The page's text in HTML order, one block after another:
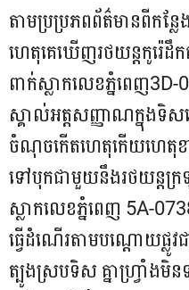
តាមប្រប្រភពព័ត៌មានពីកន្ល
ហេតុគេឃើញរថយន្តកូរ៉េ
ពាក់ស្លាកលេខភ្នំពេញ
ស្គាល់​អត្ដសញ្ញាណក្នុងទិ
ចំណុចកើតហេតុកើយហេតុខ
ទៅបុកជាមួយនឹងរថយន្តក្
ស្លាកលេខភ្នំពេញ 5A-
ធ្វើដំណើរតាមបណ្តោយផ្លូ
ត្បូង​​ស្រប​​ទិស គ្នាហ្វ្រាំងមិ